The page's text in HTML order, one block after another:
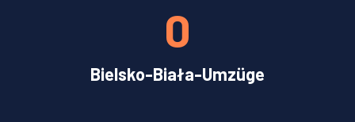
Bielsko-Biała-Umzüge
0